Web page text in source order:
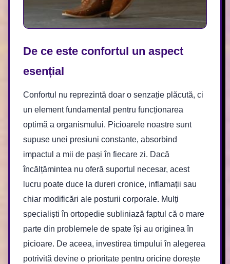
De ce este confortul un aspect
esențial
Confortul nu reprezintă doar o senzație plăcută, ci
un element fundamental pentru funcționarea
optimă a organismului. Picioarele noastre sunt
supuse unei presiuni constante, absorbind
impactul a mii de pași în fiecare zi. Dacă
încălțămintea nu oferă suportul necesar, acest
lucru poate duce la dureri cronice, inflamații sau
chiar modificări ale posturii corporale. Mulți
specialiști în ortopedie subliniază faptul că o mare
parte din problemele de spate își au originea în
picioare. De aceea, investirea timpului în alegerea
potrivită devine o prioritate pentru oricine dorește